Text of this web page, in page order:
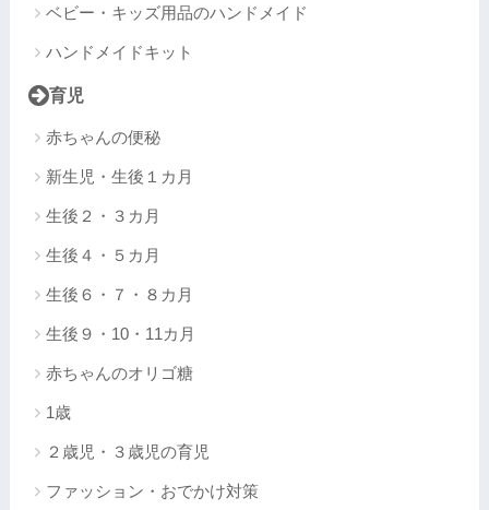
ベビー・キッズ用品のハンドメイド
ハンドメイドキット
育児
赤ちゃんの便秘
新生児・生後１カ月
生後２・３カ月
生後４・５カ月
生後６・７・８カ月
生後９・10・11カ月
赤ちゃんのオリゴ糖
1歳
２歳児・３歳児の育児
ファッション・おでかけ対策